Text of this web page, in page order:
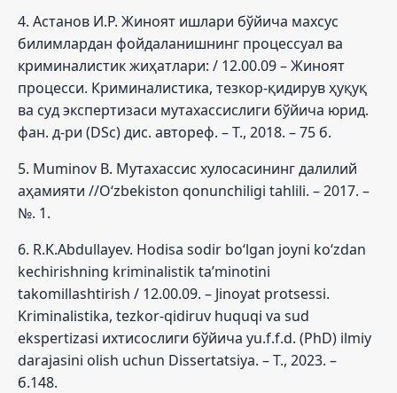
4. Астанов И.Р. Жиноят ишлари бўйича махсус
билимлардан фойдаланишнинг процессуал ва
криминалистик жиҳатлари: / 12.00.09 – Жиноят
процесси. Криминалистика, тезкор-қидирув ҳуқуқ
ва суд экспертизаси мутахассислиги бўйича юрид.
фан. д-ри (DSc) дис. автореф. – Т., 2018. – 75 б.
5. Muminov B. Мутахассис хулосасининг далилий
аҳамияти //O‘zbekiston qonunchiligi tahlili. – 2017. –
№. 1.
6. R.K.Abdullayev. Hodisa sodir bo‘lgan joyni ko‘zdan
kechirishning kriminalistik ta’minotini
takomillashtirish / 12.00.09. – Jinoyat protsessi.
Kriminalistika, tezkor-qidiruv huquqi va sud
ekspertizasi ихтисослиги бўйича yu.f.f.d. (PhD) ilmiy
darajasini olish uchun Dissertatsiya. – Т., 2023. –
б.148.